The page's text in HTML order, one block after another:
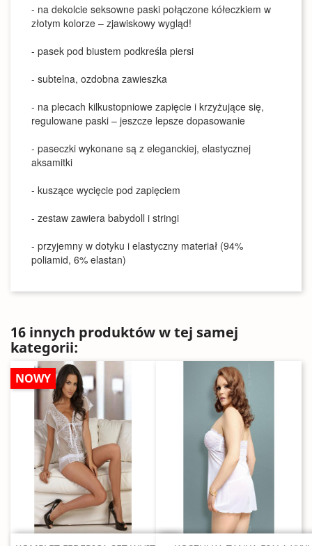
- na dekolcie seksowne paski połączone kółeczkiem w
złotym kolorze – zjawiskowy wygląd!
- pasek pod biustem podkreśla piersi
- subtelna, ozdobna zawieszka
- na plecach kilkustopniowe zapięcie i krzyżujące się,
regulowane paski – jeszcze lepsze dopasowanie
- paseczki wykonane są z eleganckiej, elastycznej
aksamitki
- kuszące wycięcie pod zapięciem
- zestaw zawiera babydoll i stringi
- przyjemny w dotyku i elastyczny materiał (94%
poliamid, 6% elastan)
16 innych produktów w tej samej
kategorii:
NOWY